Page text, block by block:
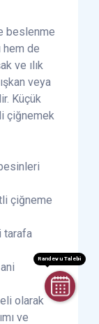
beslenme
de
ve ılık
veya
Küçük
çiğnemek
çiğneme
tarafa
olarak
ve
Randevu Talebi